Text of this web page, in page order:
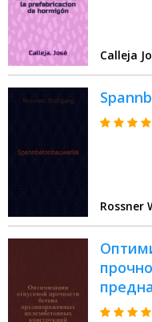
Calleja